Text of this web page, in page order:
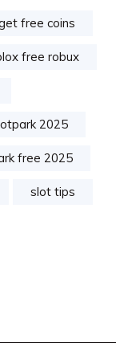
free coins
free robux
2025
free 2025
slot tips